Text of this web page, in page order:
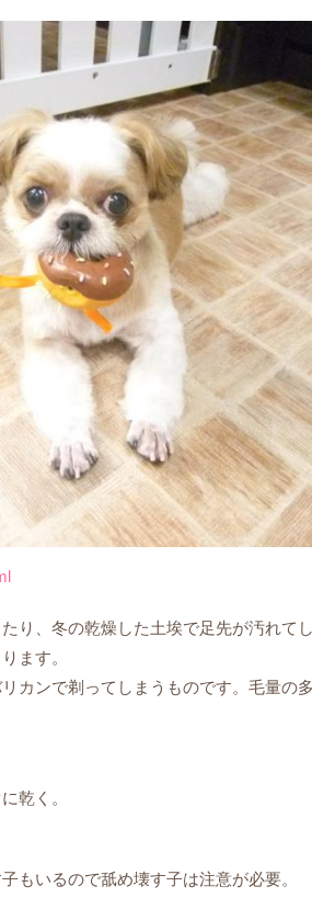
り、冬の乾燥した土埃で足先が汚れて
ます。
カンで剃ってしまうものです。毛量の
乾く。
もいるので舐め壊す子は注意が必要。